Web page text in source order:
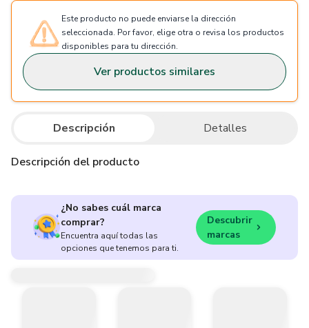
Este producto no puede enviarse la dirección
seleccionada. Por favor, elige otra o revisa los productos
disponibles para tu dirección.
Ver productos similares
Descripción Detalles
Descripción del producto
¿No sabes cuál marca
comprar?
Encuentra aquí todas las
opciones que tenemos para ti.
Descubrir
marcas